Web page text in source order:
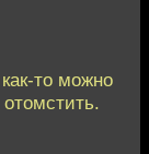
то можно